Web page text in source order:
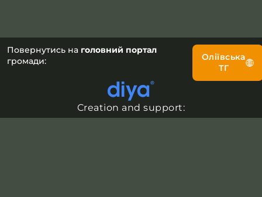
Повернутись на головний портал
громади:
Оліївська
ТГ
Creation and support: